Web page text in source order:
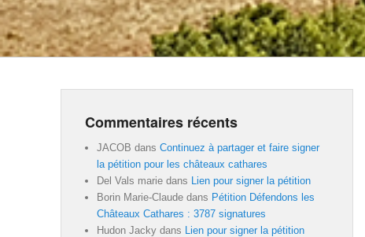
Commentaires récents
JACOB dans Continuez à partager et faire signer
la pétition pour les châteaux cathares
Del Vals marie dans
Lien pour signer la pétition
Borin Marie-Claude dans Pétition Défendons les
Châteaux Cathares : 3787 signatures
Hudon Jacky dans
Lien pour signer la pétition